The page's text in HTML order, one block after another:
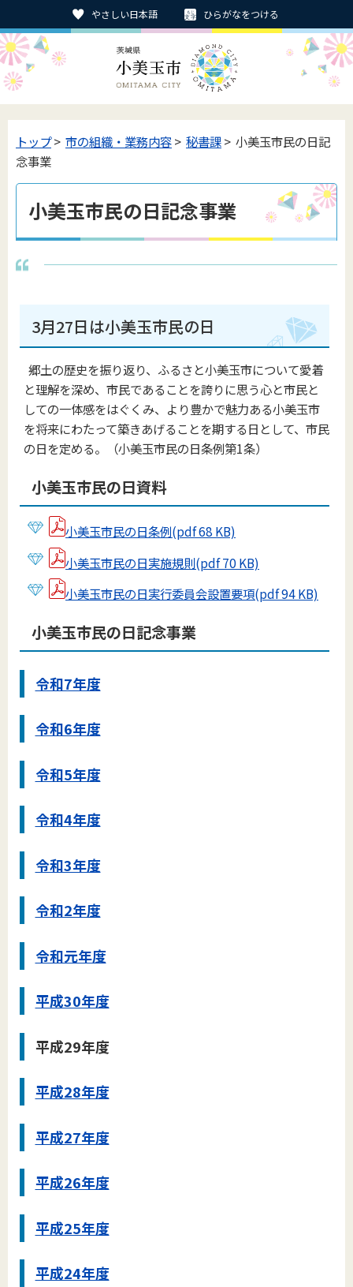
やさしい日本語 ひらがなをつける
トップ> 市の組織・業務内容> 秘書課> 小美玉市民の日記
念事業
小美玉市民の日記念事業
3月27日は小美玉市民の日
郷土の歴史を振り返り、ふるさと小美玉市について愛着
と理解を深め、市民であることを誇りに思う心と市民と
しての一体感をはぐくみ、より豊かで魅力ある小美玉市
を将来にわたって築きあげることを期する日として、市民
の日を定める。（小美玉市民の日条例第1条）
小美玉市民の日資料
小美玉市民の日条例(pdf 68 KB)
小美玉市民の日実施規則(pdf 70 KB)
小美玉市民の日実行委員会設置要項(pdf 94 KB)
小美玉市民の日記念事業
令和7年度
令和6年度
令和5年度
令和4年度
令和3年度
令和2年度
令和元年度
平成30年度
平成29年度
平成28年度
平成27年度
平成26年度
平成25年度
平成24年度